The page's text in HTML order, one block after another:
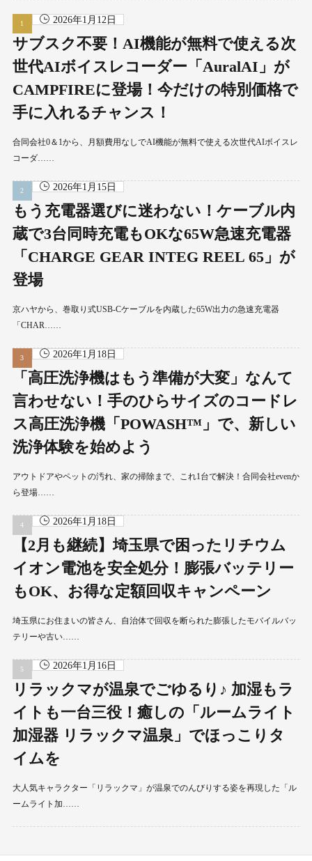
2026年1月12日
サブスク不要！AI機能が無料で使える次
世代AIボイスレコーダー「AuralAI」が
CAMPFIREに登場！今だけの特別価格で
手に入れるチャンス！
合同会社0＆1から、月額費用なしでAI機能が無料で使える次世代AIボイスレ
コーダ……
2026年1月15日
もう充電器選びに迷わない！ケーブル内
蔵で3台同時充電もOKな65W急速充電器
「CHARGE GEAR INTEG REEL 65」が
登場
京ハヤから、巻取り式USB-Cケーブルを内蔵した65W出力の急速充電器
「CHAR……
2026年1月18日
「高圧洗浄機はもう準備が大変」なんて
言わせない！手のひらサイズのコードレ
ス高圧洗浄機「POWASH™」で、新しい
洗浄体験を始めよう
アウトドアやペットの汚れ、家の掃除まで、これ1台で解決！合同会社evenか
ら登場……
2026年1月18日
【2月も継続】埼玉県で困ったリチウム
イオン電池を安全処分！膨張バッテリー
もOK、お得な定額回収キャンペーン
埼玉県にお住まいの皆さん、自治体で回収を断られた膨張したモバイルバッ
テリーや古い……
2026年1月16日
リラックマが温泉でごゆるり♪ 加湿もラ
イトも一台三役！癒しの「ルームライト
加湿器 リラックマ温泉」でほっこりタ
イムを
大人気キャラクター「リラックマ」が温泉でのんびりする姿を再現した「ル
ームライト加……